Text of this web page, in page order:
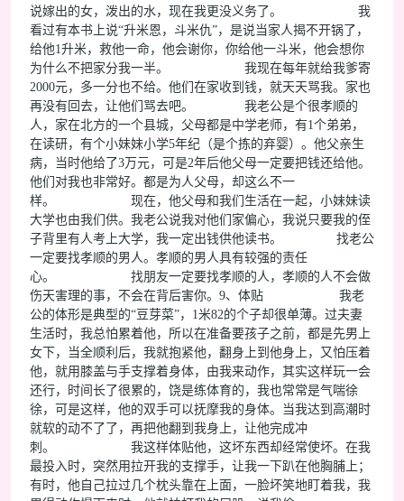
说嫁出的女，泼出的水，现在我更没义务了。 我
看过有本书上说“升米恩，斗米仇”，是说当家人揭不开锅了，
给他1升米，救他一命，他会谢你，你给他一斗米，他会想你
为什么不把家分我一半。 我现在每年就给我爹寄
2000元，多一分也不给。他们在家收到钱，就天天骂我。家也
再没有回去，让他们骂去吧。 我老公是个很孝顺的
人，家在北方的一个县城，父母都是中学老师，有1个弟弟，
在读研，有个小妹妹小学5年纪（是个拣的弃婴）。他父亲生
病，当时他给了3万元，可是2年后他父母一定要把钱还给他。
他们对我也非常好。都是为人父母，却这么不一
样。 现在，他父母和我们生活在一起，小妹妹读
大学也由我们供。我老公说我对他们家偏心，我说只要我的侄
子背里有人考上大学，我一定出钱供他读书。 找老公
一定要找孝顺的男人。孝顺的男人具有较强的责任
心。 找朋友一定要找孝顺的人，孝顺的人不会做
伤天害理的事，不会在背后害你。9、体贴 我老
公的体形是典型的“豆芽菜”，1米82的个子却很单薄。过夫妻
生活时，我总怕累着他，所以在准备要孩子之前，都是先男上
女下，当全顺利后，我就抱紧他，翻身上到他身上，又怕压着
他，就用膝盖与手支撑着身体，由我来动作，其实这样玩一会
还行，时间长了很累的，饶是练体育的，我也常常是气喘徐
徐，可是这样，他的双手可以抚摩我的身体。当我达到高潮时
就软的动不了了，再把他翻到我身上，让他完成冲
刺。 我这样体贴他，这坏东西却经常使坏。在我
最投入时，突然用拉开我的支撑手，让我一下趴在他胸脯上；
有时，他自己拉过几个枕头靠在上面，一脸坏笑地盯着我，我